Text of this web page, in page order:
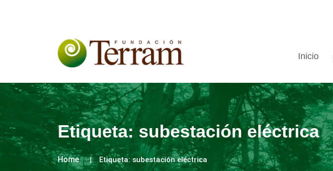
Inicio
Etiqueta:subestación eléctrica
Home Etiqueta:subestación eléctrica